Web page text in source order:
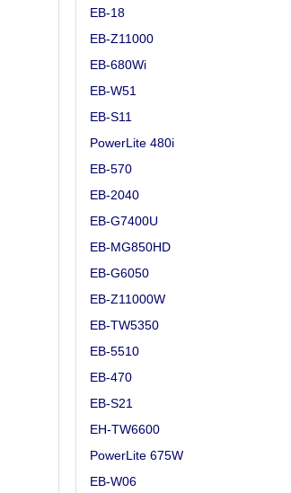
EB-18
EB-Z11000
EB-680Wi
EB-W51
EB-S11
PowerLite 480i
EB-570
EB-2040
EB-G7400U
EB-MG850HD
EB-G6050
EB-Z11000W
EB-TW5350
EB-5510
EB-470
EB-S21
EH-TW6600
PowerLite 675W
EB-W06